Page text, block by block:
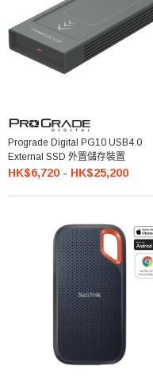
Prograde Digital PG10 USB4.0
External SSD 外置儲存裝置
HK$6,720 - HK$25,200